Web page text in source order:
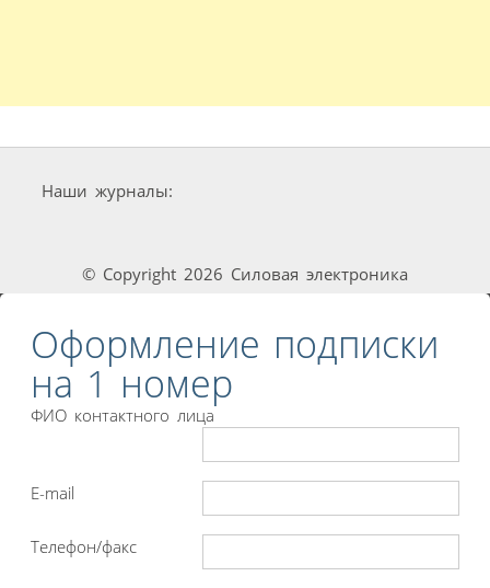
Наши журналы:
© Copyright 2026 Силовая электроника
Оформление подписки
на 1 номер
ФИО контактного лица
E-mail
Телефон/факс